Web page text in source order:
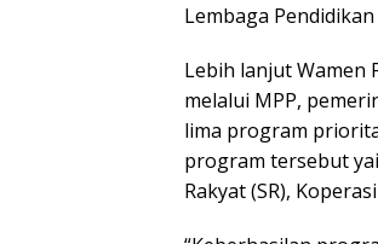
Lembaga
Lebih lanjut Wamen
melalui MPP,
lima program
program tersebut
Rakyat (SR),